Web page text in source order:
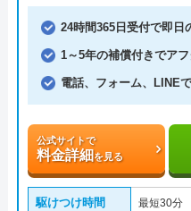
24時間365日受付で即日
1～5年の補償付きでア
電話、フォーム、LINE
公式サイトで
料金詳細を見る
駆けつけ時間 最短30分